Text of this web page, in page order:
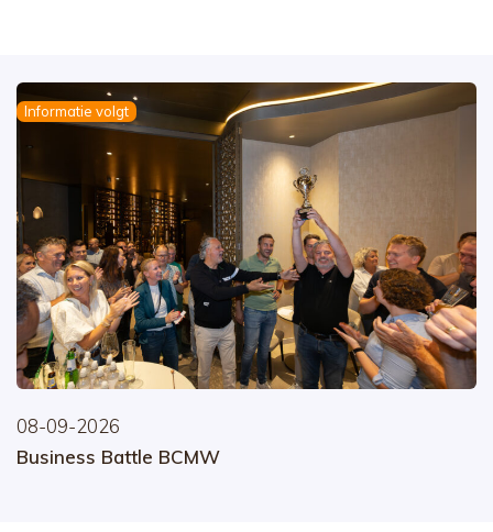
Informatie volgt
08-09-2026
Business Battle BCMW